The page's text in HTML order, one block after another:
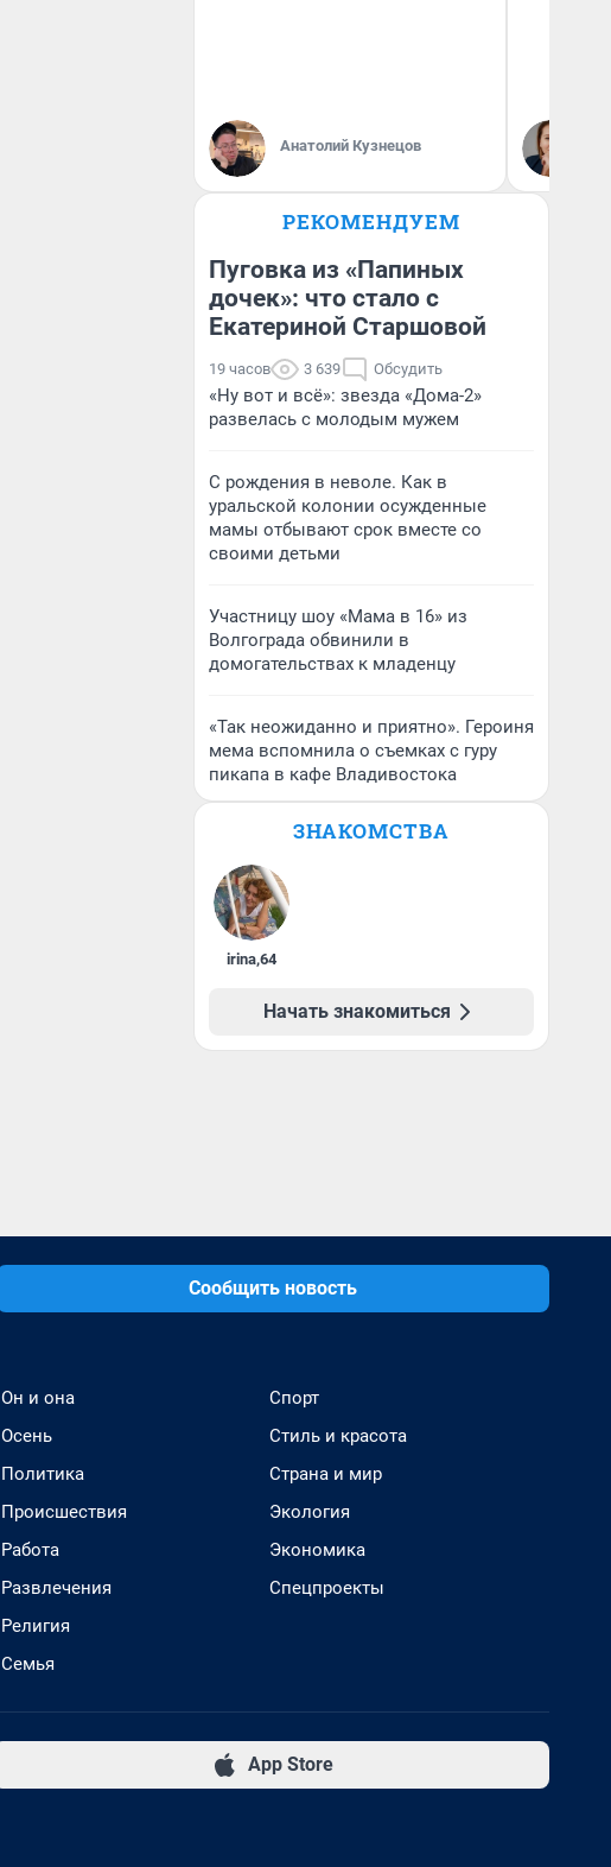
Анатолий Кузнецов
РЕКОМЕНДУЕМ
Пуговка из «Папиных
дочек»: что стало с
Екатериной Старшовой
19 часов 3 639 Обсудить
«Ну вот и всё»: звезда «Дома-2»
развелась с молодым мужем
С рождения в неволе. Как в
уральской колонии осужденные
мамы отбывают срок вместе со
своими детьми
Участницу шоу «Мама в 16» из
Волгограда обвинили в
домогательствах к младенцу
«Так неожиданно и приятно». Героиня
мема вспомнила о съемках с гуру
пикапа в кафе Владивостока
ЗНАКОМСТВА
irina,64
Начать знакомиться
Сообщить новость
Он и она
Осень
Политика
Происшествия
Работа
Развлечения
Религия
Семья
Спорт
Стиль и красота
Страна и мир
Экология
Экономика
Спецпроекты
App Store